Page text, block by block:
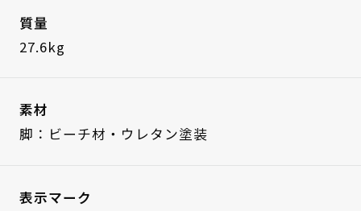
質量
27.6kg
素材
脚：ビーチ材・ウレタン塗装
表示マーク